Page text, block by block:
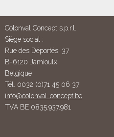
Colonval Concept s.p.r.l.
Siège social :
Rue des Déportés, 37
B-6120 Jamioulx
Belgique
Tél. 0032 (0)71 45 06 37
info@colonval-concept.be
TVA BE 0835.937.981